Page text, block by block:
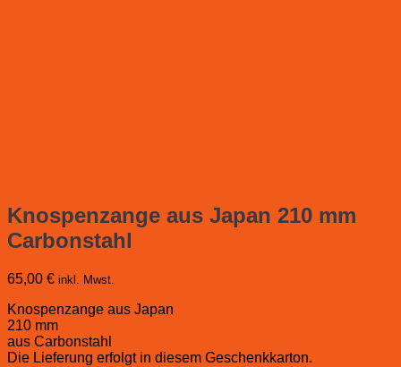
Knospenzange aus Japan 210 mm
Carbonstahl
65,00 € inkl. Mwst.
Knospenzange aus Japan
210 mm
aus Carbonstahl
Die Lieferung erfolgt in diesem Geschenkkarton.